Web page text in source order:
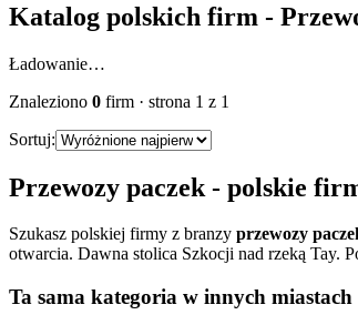
Katalog polskich firm -
Ładowanie…
Znaleziono 0 firm · strona 1 z 1
Sortuj:
Przewozy paczek - polskie
Szukasz polskiej firmy z branzy przewozy
otwarcia. Dawna stolica Szkocji nad rzeką Tay.
Ta sama kategoria w innych miastach